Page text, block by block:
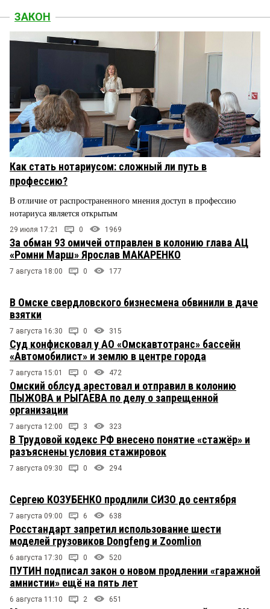
ЗАКОН
Как стать нотариусом: сложный ли путь в
профессию?
В отличие от распространенного мнения доступ в профессию
нотариуса является открытым
29 июля 17:21 0 1969
За обман 93 омичей отправлен в колонию глава АЦ
«Ромни Марш» Ярослав МАКАРЕНКО
7 августа 18:00 0 177
В Омске свердловского бизнесмена обвинили в даче
взятки
7 августа 16:30 0 315
Суд конфисковал у АО «Омскавтотранс» бассейн
«Автомобилист» и землю в центре города
7 августа 15:01 0 472
Омский облсуд арестовал и отправил в колонию
ПЫЖОВА и РЫГАЕВА по делу о запрещенной
организации
7 августа 12:00 3 323
В Трудовой кодекс РФ внесено понятие «стажёр» и
разъяснены условия стажировок
7 августа 09:30 0 294
Сергею КОЗУБЕНКО продлили СИЗО до сентября
7 августа 09:00 6 638
Росстандарт запретил использование шести
моделей грузовиков Dongfeng и Zoomlion
6 августа 17:30 0 520
ПУТИН подписал закон о новом продлении «гаражной
амнистии» ещё на пять лет
6 августа 11:10 2 651